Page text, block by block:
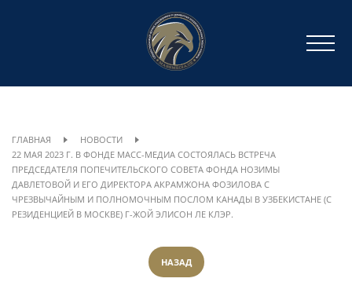
ГЛАВНАЯ
НОВОСТИ
22 МАЯ 2023 Г. В ФОНДЕ МАСС-МЕДИА СОСТОЯЛАСЬ ВСТРЕЧА
ПРЕДСЕДАТЕЛЯ ПОПЕЧИТЕЛЬСКОГО СОВЕТА ФОНДА НОЗИМЫ
ДАВЛЕТОВОЙ И ЕГО ДИРЕКТОРА АКРАМЖОНА ФОЗИЛОВА С
ЧРЕЗВЫЧАЙНЫМ И ПОЛНОМОЧНЫМ ПОСЛОМ КАНАДЫ В УЗБЕКИСТАНЕ (С
РЕЗИДЕНЦИЕЙ В МОСКВЕ) Г-ЖОЙ ЭЛИСОН ЛЕ КЛЭР.
НАЗАД